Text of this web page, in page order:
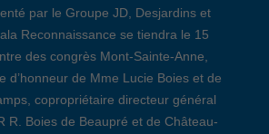
par le Groupe JD, Desjardins et
Reconnaissance se tiendra le 15
des congrès Mont-Sainte-Anne,
d’honneur de Mme Lucie Boies et de
copropriétaire directeur général
R. Boies de Beaupré et de Château-